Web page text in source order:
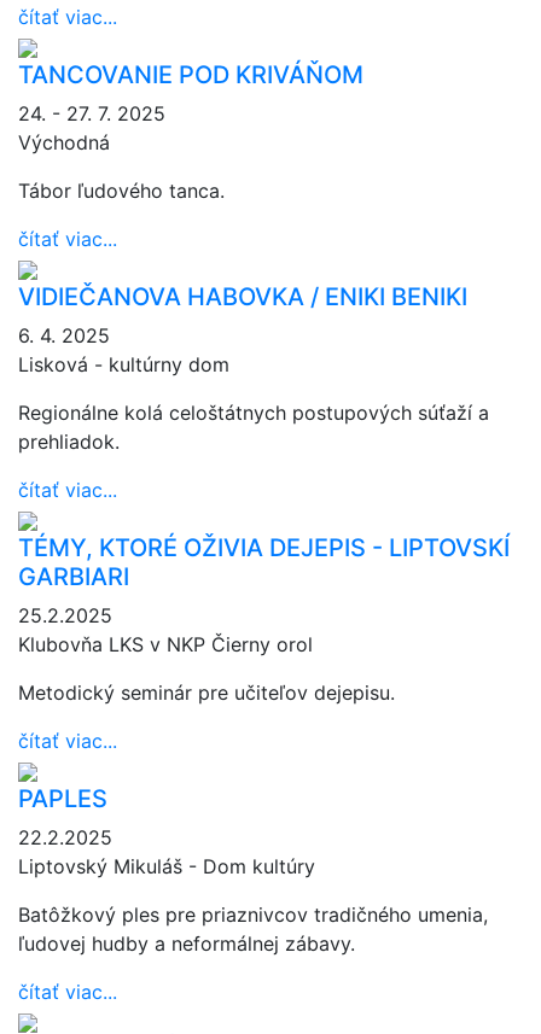
čítať viac...
TANCOVANIE POD KRIVÁŇOM
24. - 27. 7. 2025
Východná
Tábor ľudového tanca.
čítať viac...
VIDIEČANOVA HABOVKA / ENIKI BENIKI
6. 4. 2025
Lisková - kultúrny dom
Regionálne kolá celoštátnych postupových súťaží a
prehliadok.
čítať viac...
TÉMY, KTORÉ OŽIVIA DEJEPIS - LIPTOVSKÍ
GARBIARI
25.2.2025
Klubovňa LKS v NKP Čierny orol
Metodický seminár pre učiteľov dejepisu.
čítať viac...
PAPLES
22.2.2025
Liptovský Mikuláš - Dom kultúry
Batôžkový ples pre priaznivcov tradičného umenia,
ľudovej hudby a neformálnej zábavy.
čítať viac...